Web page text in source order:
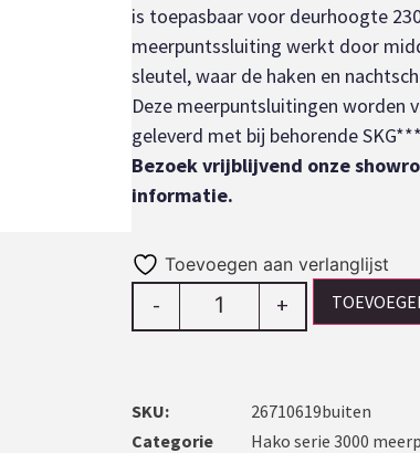
is toepasbaar voor deurhoogte
meerpuntssluiting werkt door
sleutel, waar de haken en
Deze meerpuntsluitingen worden
geleverd met bij behorende
Bezoek vrijblijvend onze
informatie.
Toevoegen aan verlanglijst
- +
SKU:
26710619buiten
Categorie
Hako serie 3000